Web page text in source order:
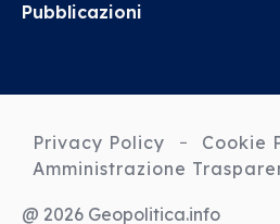
Pubblicazioni
Privacy Policy
Cookie
Amministrazione
@ 2026 Geopolitica.info